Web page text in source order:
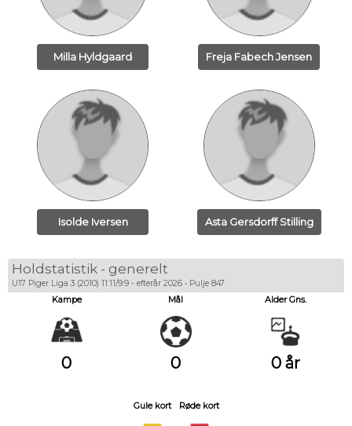
Milla Hyldgaard Freja Fabech Jensen
Isolde Iversen Asta Gersdorff Stilling
Holdstatistik - generelt
U17 Piger Liga 3 (2010) 11:11/9:9 - efterår 2026 • Pulje 847
Kampe
0
Mål
0
Alder Gns.
0 år
Gule kort Røde kort